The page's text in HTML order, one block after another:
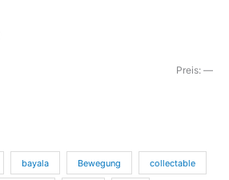
Preis: —
bayala Bewegung collectable